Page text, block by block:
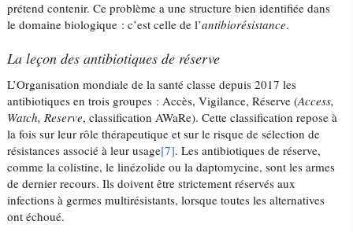
prétend contenir. Ce problème a une structure bien identifiée dans
le domaine biologique : c’est celle de l’antibiorésistance.
La leçon des antibiotiques de réserve
L’Organisation mondiale de la santé classe depuis 2017 les
antibiotiques en trois groupes : Accès, Vigilance, Réserve (Access,
Watch, Reserve, classification AWaRe). Cette classification repose à
la fois sur leur rôle thérapeutique et sur le risque de sélection de
résistances associé à leur usage[7]. Les antibiotiques de réserve,
comme la colistine, le linézolide ou la daptomycine, sont les armes
de dernier recours. Ils doivent être strictement réservés aux
infections à germes multirésistants, lorsque toutes les alternatives
ont échoué.